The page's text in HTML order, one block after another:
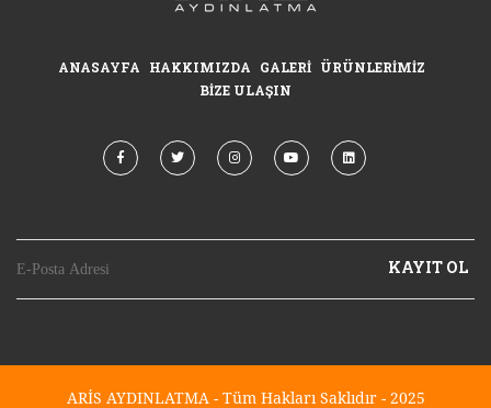
ANASAYFA HAKKIMIZDA GALERI ÜRÜNLERIMIZ
BIZE ULAŞIN
KAYIT OL
ARİS AYDINLATMA - Tüm Hakları Saklıdır - 2025